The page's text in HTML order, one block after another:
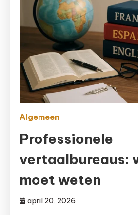
Algemeen
Professionele
vertaalbureaus:
moet weten
april 20, 2026